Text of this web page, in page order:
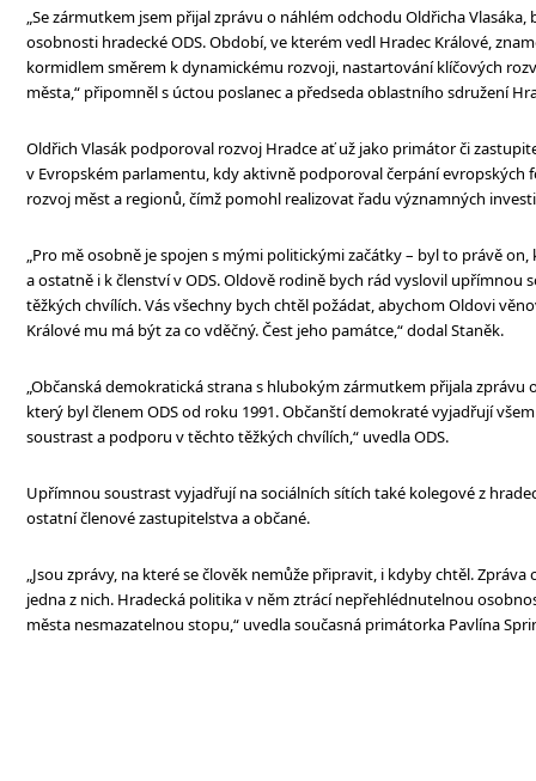
„Se zármutkem jsem přijal zprávu o náhlém odchodu Oldřicha Vlasáka,
osobnosti hradecké ODS. Období, ve kterém vedl Hradec Králové,
kormidlem směrem k dynamickému rozvoji, nastartování klíčových
města,“ připomněl s úctou poslanec a předseda oblastního sdružení
Oldřich Vlasák podporoval rozvoj Hradce ať už jako primátor či
v Evropském parlamentu, kdy aktivně podporoval čerpání evropských
rozvoj měst a regionů, čímž pomohl realizovat řadu významných
„Pro mě osobně je spojen s mými politickými začátky – byl to právě
a ostatně i k členství v ODS. Oldově rodině bych rád vyslovil upřímnou
těžkých chvílích. Vás všechny bych chtěl požádat, abychom Oldovi
Králové mu má být za co vděčný. Čest jeho památce,“ dodal Staněk.
„Občanská demokratická strana s hlubokým zármutkem přijala zprávu
který byl členem ODS od roku 1991. Občanští demokraté vyjadřují
soustrast a podporu v těchto těžkých chvílích,“ uvedla ODS.
Upřímnou soustrast vyjadřují na sociálních sítích také kolegové z
ostatní členové zastupitelstva a občané.
„Jsou zprávy, na které se člověk nemůže připravit, i kdyby chtěl. Zpráva
jedna z nich. Hradecká politika v něm ztrácí nepřehlédnutelnou
města nesmazatelnou stopu,“ uvedla současná primátorka Pavlína